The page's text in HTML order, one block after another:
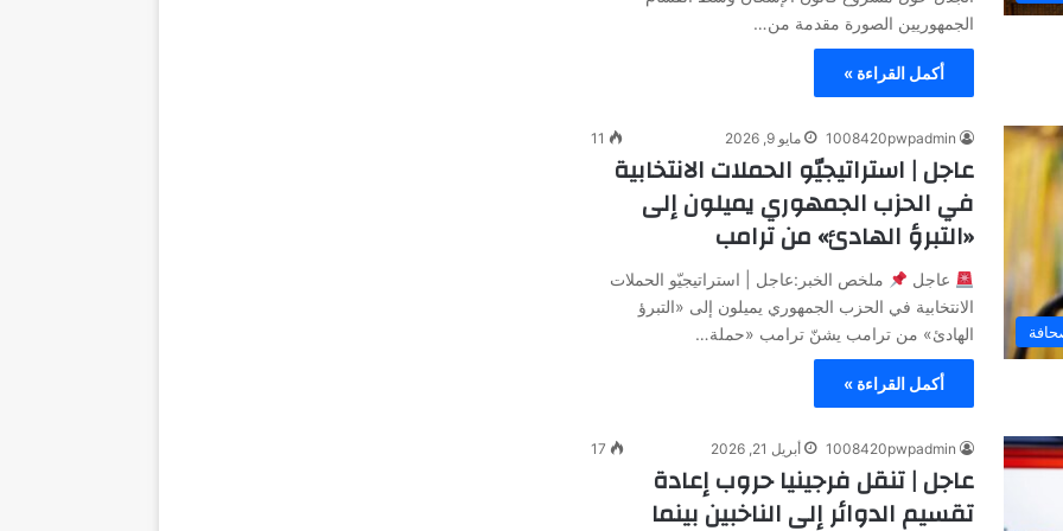
الجمهوريين الصورة مقدمة من…
أكمل القراءة »
1008420pwpadmin مايو 9, 2026 11
عاجل | استراتيجيّو الحملات الانتخابية
في الحزب الجمهوري يميلون إلى
«التبرؤ الهادئ» من ترامب
عاجل
ملخص الخبر:عاجل | استراتيجيّو الحملات
الانتخابية في الحزب الجمهوري يميلون إلى «التبرؤ
الهادئ» من ترامب يشنّ ترامب «حملة…
أكمل القراءة »
1008420pwpadmin أبريل 21, 2026 17
عاجل | تنقل فرجينيا حروب إعادة
تقسيم الدوائر إلى الناخبين بينما